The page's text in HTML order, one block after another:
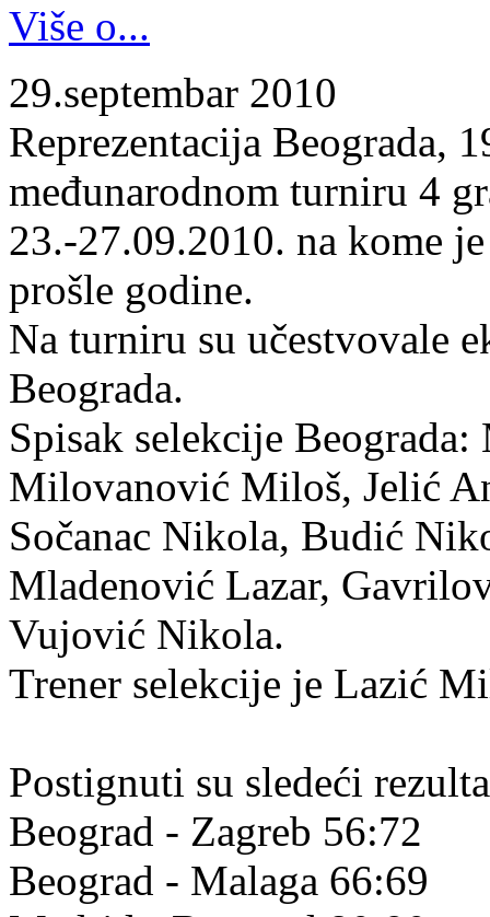
Više o...
29.septembar 2010
Reprezentacija Beograda,
međunarodnom turniru 4
23.-27.09.2010. na kome
prošle godine.
Na turniru su učestvovale
Beograda.
Spisak selekcije
Milovanović Miloš, Jelić
Sočanac Nikola, Budić
Mladenović Lazar,
Vujović Nikola.
Trener selekcije je Lazić
Postignuti su sledeći
Beograd - Zagreb 56:72
Beograd - Malaga 66:69